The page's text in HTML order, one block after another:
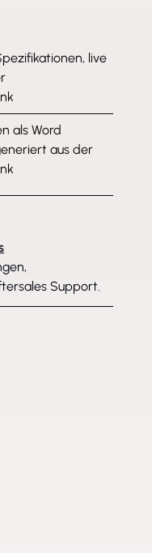
live
als Word
aus der
Support.